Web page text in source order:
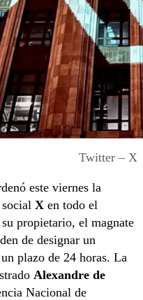
Twitter – X
este viernes la
X en todo el
propietario, el magnate
de designar un
plazo de 24 horas. La
Alexandre de
Nacional de